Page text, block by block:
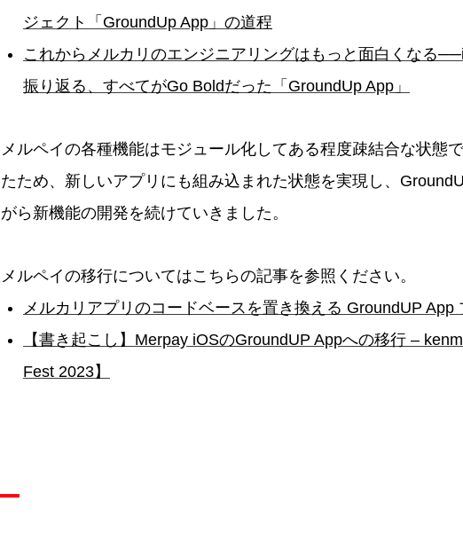
ジェクト「GroundUp App」の道程
これからメルカリのエンジニアリングはもっと面白くなる
振り返る、すべてがGo Boldだった「GroundUp App」
メルペイの各種機能はモジュール化してある程度疎結合な状態
たため、新しいアプリにも組み込まれた状態を実現し、
がら新機能の開発を続けていきました。
メルペイの移行についてはこちらの記事を参照ください。
メルカリアプリのコードベースを置き換える GroundUP App
【書き起こし】Merpay iOSのGroundUP Appへの移行 –
Fest 2023】